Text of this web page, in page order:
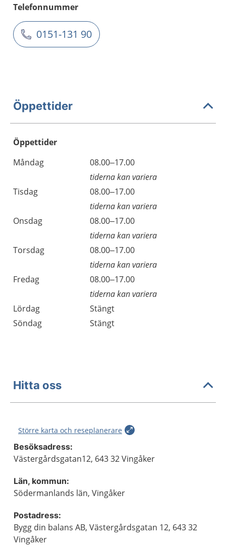
Telefonnummer
0151-131 90
Öppettider
Öppettider
Dag
Öppettider
Kommentarer
Måndag
08.00–17.00
tiderna kan variera
Tisdag
08.00–17.00
tiderna kan variera
Onsdag
08.00–17.00
tiderna kan variera
Torsdag
08.00–17.00
tiderna kan variera
Fredag
08.00–17.00
tiderna kan variera
Lördag
Stängt
Söndag
Stängt
Hitta oss
Större karta och reseplanerare
Besöksadress:
Västergårdsgatan12, 643 32 Vingåker
Län, kommun:
Södermanlands län, Vingåker
Postadress:
Bygg din balans AB, Västergårdsgatan 12, 643 32
Vingåker